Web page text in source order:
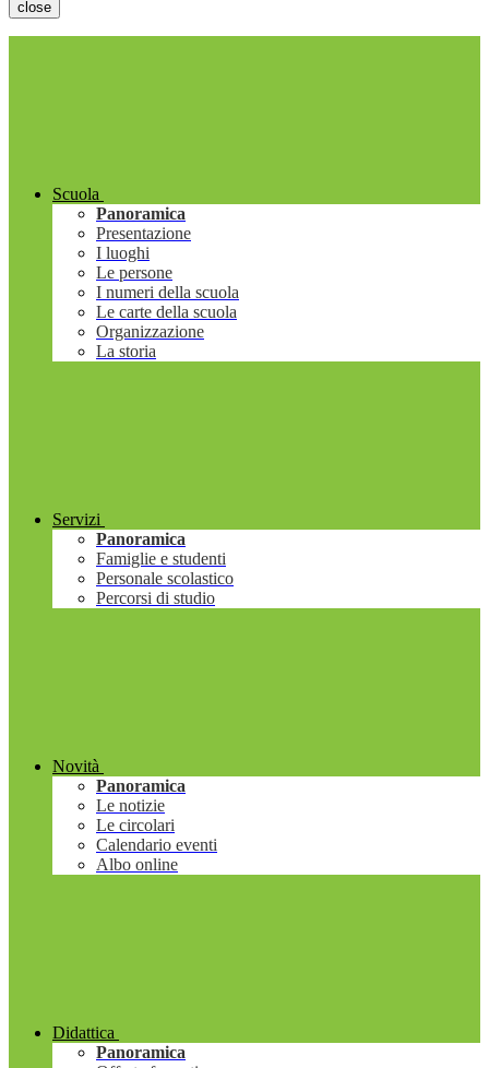
close
Scuola
Panoramica
Presentazione
I luoghi
Le persone
I numeri della scuola
Le carte della scuola
Organizzazione
La storia
Servizi
Panoramica
Famiglie e studenti
Personale scolastico
Percorsi di studio
Novità
Panoramica
Le notizie
Le circolari
Calendario eventi
Albo online
Didattica
Panoramica